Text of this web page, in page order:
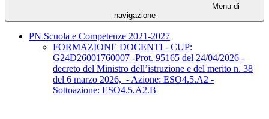
Menu di
navigazione
PN Scuola e Competenze 2021-2027
FORMAZIONE DOCENTI - CUP:
G24D26001760007 -Prot. 95165 del 24/04/2026 -
decreto del Ministro dell’istruzione e del merito n. 38
del 6 marzo 2026, - Azione: ESO4.5.A2 -
Sottoazione: ESO4.5.A2.B